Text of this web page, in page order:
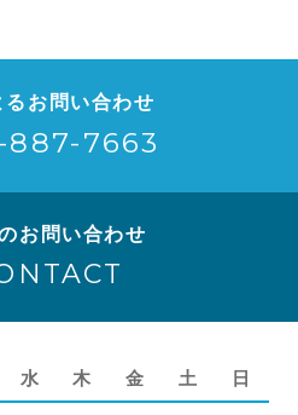
お問い合わせ
887-7663
お問い合わせ
水 木 金 土 日